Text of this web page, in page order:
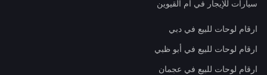
سيارات للإيجار في أم القيوين
ارقام لوحات للبيع في دبي
ارقام لوحات للبيع في أبو ظبي
ارقام لوحات للبيع في عجمان